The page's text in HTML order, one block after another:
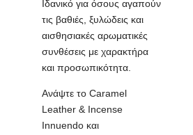
Ιδανικό για όσους αγαπούν
τις βαθιές, ξυλώδεις και
αισθησιακές αρωματικές
συνθέσεις με χαρακτήρα
και προσωπικότητα.
Ανάψτε το Caramel
Leather & Incense
Innuendo και